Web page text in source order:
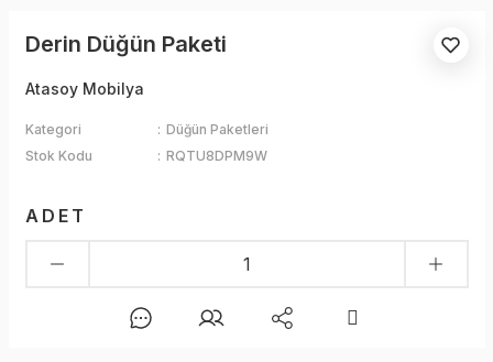
Derin Düğün Paketi
Atasoy Mobilya
Kategori
Düğün Paketleri
Stok Kodu
RQTU8DPM9W
ADET